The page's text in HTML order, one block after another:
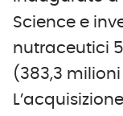
Science e
nutraceutici
(383,3